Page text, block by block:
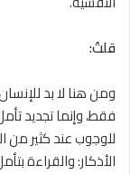
قلتُ:
ومن هنا لا بد
فقط، وإنما تجديد
للوجوب عند كثير من
الأذكار: والقراءة